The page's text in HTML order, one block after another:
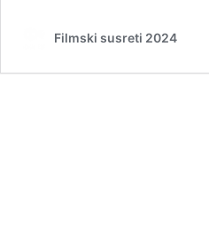
Filmski susreti 2024